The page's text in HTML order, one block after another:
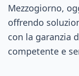
Mezzogiorno,
offrendo
con la garanzia
competente e